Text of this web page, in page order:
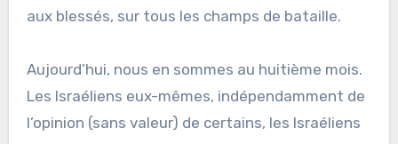
aux blessés, sur tous les champs de bataille.
Aujourd’hui, nous en sommes au huitième mois.
Les Israéliens eux-mêmes, indépendamment de
l’opinion (sans valeur) de certains, les Israéliens